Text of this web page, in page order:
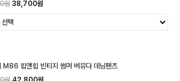
원 38,700원
M86 힙앤힙 빈티지 썸머 버뮤다 데님팬츠